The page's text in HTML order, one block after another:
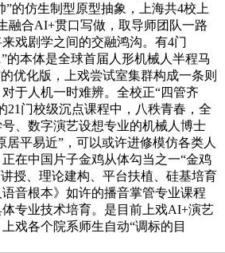
”的仿生制型原型抽象，上海共4校上
融合AI+贯口写做，取导师团队一路
戏剧学之间的交融鸿沟。有4门
的本体是全球首届人形机械人半程马
优化版，上戏尝试室集群构成一条则
于人机一时难辨。全校正“四管齐
21门校级沉点课程中，八秩青春，全
、数字演艺设想专业的机械人博士
居平易近”，可以或许进修模仿各类人
在中国片子金鸡从体勾当之一“金鸡
授、理论建构、平台扶植、硅基培育
音根本》如许的播音掌管专业课程
专业技术培育。是目前上戏AI+演艺
戏各个院系师生自动“调标的目